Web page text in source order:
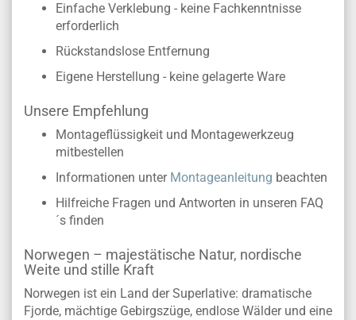
Einfache Verklebung - keine Fachkenntnisse
erforderlich
Rückstandslose Entfernung
Eigene Herstellung - keine gelagerte Ware
Unsere Empfehlung
Montageflüssigkeit und Montagewerkzeug
mitbestellen
Informationen unter Montageanleitung beachten
Hilfreiche Fragen und Antworten in unseren FAQ
´s finden
Norwegen – majestätische Natur, nordische
Weite und stille Kraft
Norwegen ist ein Land der Superlative: dramatische
Fjorde, mächtige Gebirgszüge, endlose Wälder und eine